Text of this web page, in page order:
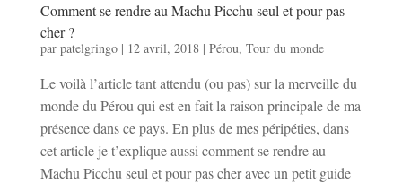
Comment se rendre au Machu Picchu seul et pour pas
cher ?
par patelgringo| 12 avril, 2018| Pérou, Tour du monde
Le voilà l’article tant attendu (ou pas) sur la merveille du
monde du Pérou qui est en fait la raison principale de ma
présence dans ce pays. En plus de mes péripéties, dans
cet article je t’explique aussi comment se rendre au
Machu Picchu seul et pour pas cher avec un petit guide